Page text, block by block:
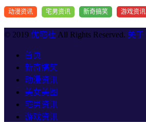
动漫资讯 宅男资讯 新奇搞笑 游戏资讯
© 2019 优宅社 All Rights Reserved. 关于
首页
新奇搞笑
动漫资讯
美女美图
宅男资讯
游戏资讯